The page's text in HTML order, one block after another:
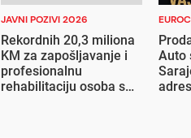
JAVNI POZIVI 2026
Rekordnih 20,3 miliona
KM za zapošljavanje i
profesionalnu
rehabilitaciju osoba s
Auto